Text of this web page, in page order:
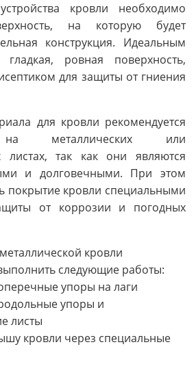
кровли необходимо
на которую будет
конструкция. Идеальным
ровная поверхность,
для защиты от гниения
для кровли рекомендуется
на металлических или
листах, так как они являются
и долговечными. При этом
покрытие кровли специальными
от коррозии и погодных
кровли
следующие работы:
упоры на лаги
упоры и
листы
кровли через специальные